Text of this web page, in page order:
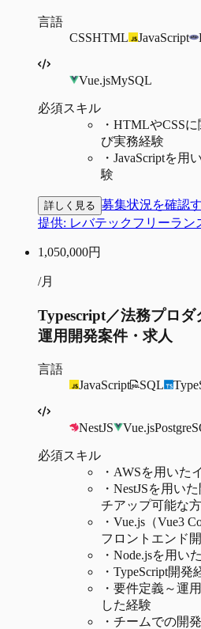
言語
CSSHTML JavaScript
Vue.jsMySQL
必須スキル
・ HTMLやCSS
び実務経験
・ JavaScriptを用
験
詳しく見る 募集状況を確認
提供: レバテックフリーラン
1,050,000円
/月
Typescript／法務プロ
運用開発案件・求人
言語
JavaScript
SQL
NestJS Vue.js
必須スキル
・ AWSを用いた
・ NestJSを用い
チアップ可能な方
・ Vue.js（Vue3
フロントエンド
・ Node.jsを用い
・ TypeScript開発
・ 要件定義～運
した経験
・ チームでの開